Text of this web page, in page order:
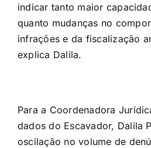
indicar tanto maior
quanto mudanças no
infrações e da fiscalização
explica Dalila.
Para a Coordenadora
dados do Escavador, Dalila
oscilação no volume de